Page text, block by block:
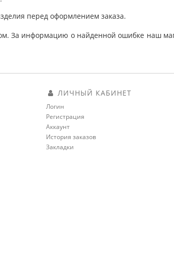
перед оформлением заказа.
За информацию о найденной ошибке наш
ЛИЧНЫЙ КАБИНЕТ
Логин
Регистрация
Аккаунт
История заказов
Закладки